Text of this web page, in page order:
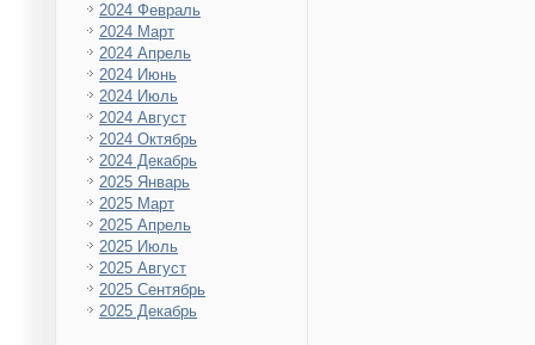
2024 Февраль
2024 Март
2024 Апрель
2024 Июнь
2024 Июль
2024 Август
2024 Октябрь
2024 Декабрь
2025 Январь
2025 Март
2025 Апрель
2025 Июль
2025 Август
2025 Сентябрь
2025 Декабрь